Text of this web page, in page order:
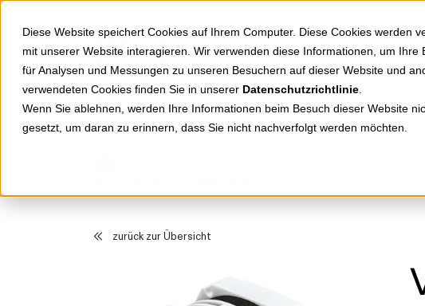
Diese Website speichert Cookies auf Ihrem Computer. Diese Cookies werden
mit unserer Website interagieren. Wir verwenden diese Informationen, um
für Analysen und Messungen zu unseren Besuchern auf dieser Website und
verwendeten Cookies finden Sie in unserer Datenschutzrichtlinie
Wenn Sie ablehnen, werden Ihre Informationen beim Besuch dieser Website
gesetzt, um daran zu erinnern, dass Sie nicht nachverfolgt werden möchten.
Springe zu Hauptinhalt
Markenwelten Service &
Steckdosen-
zurück zur Übersicht